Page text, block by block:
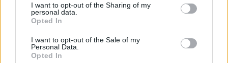
not limited to your visit or usage behaviour. You may click to
grant or deny consent to Google and its third-party tags to
use your data for below specified purposes in below Google
consent section.
I want to opt-out of the Sharing of my
personal data.
Opted In
I want to opt-out of the Sale of my
Personal Data.
Opted In